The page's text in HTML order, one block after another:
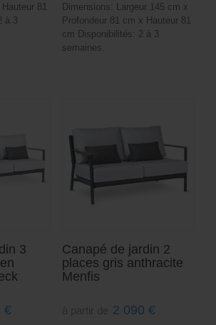
81
à 3
Dimensions: Largeur 145 cm x
Profondeur 81 cm x Hauteur 81
cm Disponibilités: 2 à 3
semaines.
3
€
Canapé de jardin 2
places gris anthracite
Menfis
2 090 €